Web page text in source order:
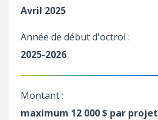
Avril 2025
Année de début d'octroi :
2025-2026
Montant :
maximum 12 000 $ par projet